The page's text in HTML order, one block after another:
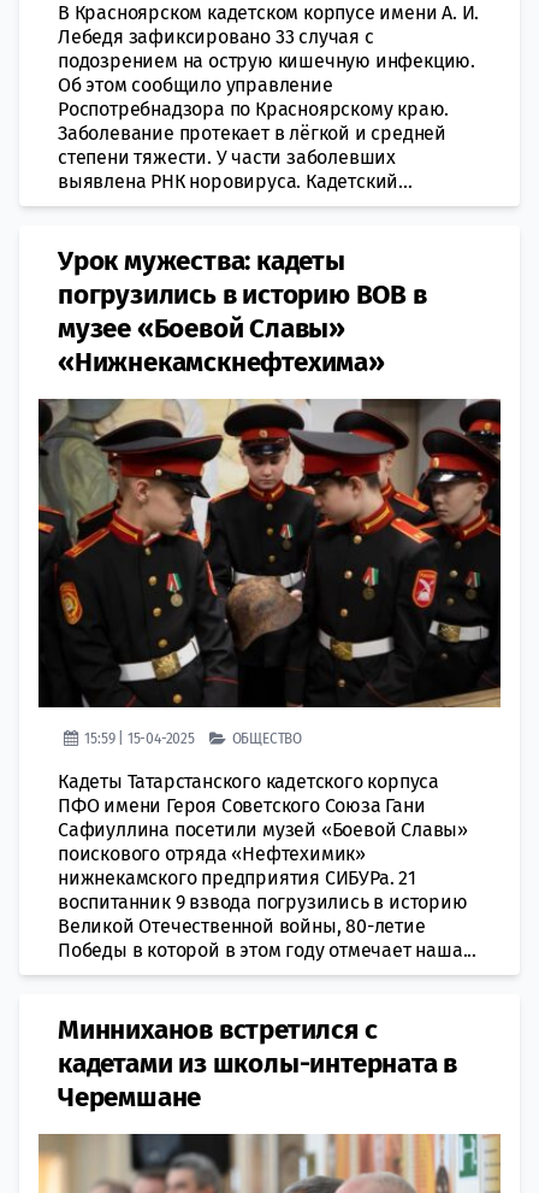
В Красноярском кадетском корпусе имени А. И.
Лебедя зафиксировано 33 случая с
подозрением на острую кишечную инфекцию.
Об этом сообщило управление
Роспотребнадзора по Красноярскому краю.
Заболевание протекает в лёгкой и средней
степени тяжести. У части заболевших
выявлена РНК норовируса. Кадетский...
Урок мужества: кадеты
погрузились в историю ВОВ в
музее «Боевой Славы»
«Нижнекамскнефтехима»
15:59 | 15-04-2025 ОБЩЕСТВО
Кадеты Татарстанского кадетского корпуса
ПФО имени Героя Советского Союза Гани
Сафиуллина посетили музей «Боевой Славы»
поискового отряда «Нефтехимик»
нижнекамского предприятия СИБУРа. 21
воспитанник 9 взвода погрузились в историю
Великой Отечественной войны, 80-летие
Победы в которой в этом году отмечает наша...
Минниханов встретился с
кадетами из школы-интерната в
Черемшане